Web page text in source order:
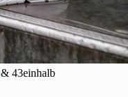
& 43einhalb